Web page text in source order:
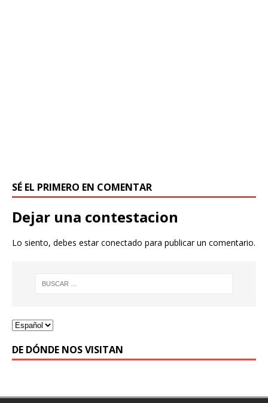
SÉ EL PRIMERO EN COMENTAR
Dejar una contestacion
Lo siento, debes estarconectado para publicar un comentario.
DE DÓNDE NOS VISITAN